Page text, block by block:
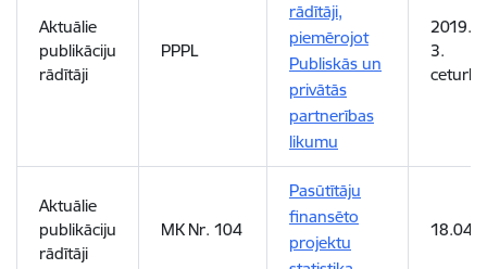
Aktuālie
publikāciju
rādītāji
PPPL
rādītāji,
piemērojot
Publiskās un
privātās
partnerības
likumu
2019.
3.
Aktuālie
publikāciju
rādītāji
MK Nr. 104
Pasūtītāju
finansēto
projektu